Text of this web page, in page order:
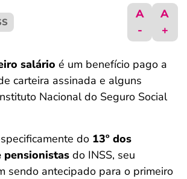
A
-
A
+
salário é um benefício pago a
carteira assinada e alguns
Nacional do Seguro Social
do 13º dos
pensionistas do INSS, seu
sendo antecipado para o primeiro